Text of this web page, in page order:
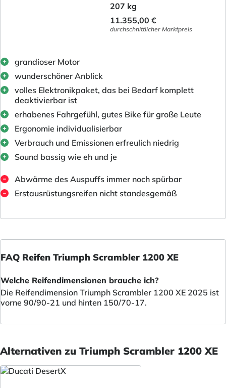
207 kg
11.355,00 €
durchschnittlicher Marktpreis
grandioser Motor
wunderschöner Anblick
volles Elektronikpaket, das bei Bedarf komplett
deaktivierbar ist
erhabenes Fahrgefühl, gutes Bike für große Leute
Ergonomie individualisierbar
Verbrauch und Emissionen erfreulich niedrig
Sound bassig wie eh und je
Abwärme des Auspuffs immer noch spürbar
Erstausrüstungsreifen nicht standesgemäß
FAQ Reifen Triumph Scrambler 1200 XE
Welche Reifendimensionen brauche ich?
Die Reifendimension Triumph Scrambler 1200 XE 2025 ist
vorne 90/90-21 und hinten 150/70-17.
Alternativen zu Triumph Scrambler 1200 XE